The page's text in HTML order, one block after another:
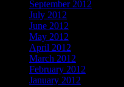
September 2012
July 2012
June 2012
May 2012
April 2012
March 2012
February 2012
January 2012